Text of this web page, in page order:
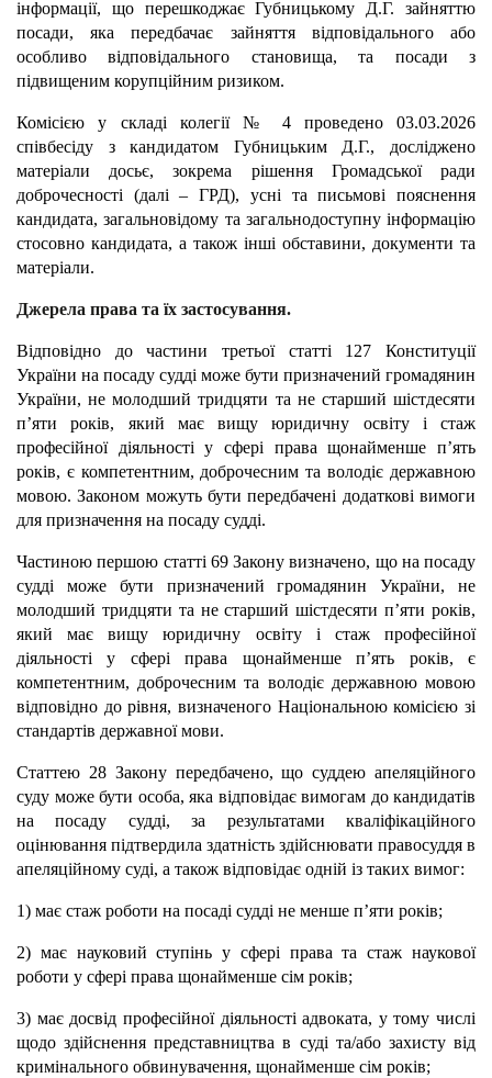
інформації, що перешкоджає Губницькому Д.Г. зайняттю
посади, яка передбачає зайняття відповідального або
особливо відповідального становища, та посади з
підвищеним корупційним ризиком.
Комісією у складі колегії № 4 проведено 03.03.2026
співбесіду з кандидатом Губницьким Д.Г., досліджено
матеріали досьє, зокрема рішення Громадської ради
доброчесності (далі – ГРД), усні та письмові пояснення
кандидата, загальновідому та загальнодоступну інформацію
стосовно кандидата, а також інші обставини, документи та
матеріали.
Джерела права та їх застосування.
Відповідно до частини третьої статті 127 Конституції
України на посаду судді може бути призначений громадянин
України, не молодший тридцяти та не старший шістдесяти
п’яти років, який має вищу юридичну освіту і стаж
професійної діяльності у сфері права щонайменше п’ять
років, є компетентним, доброчесним та володіє державною
мовою. Законом можуть бути передбачені додаткові вимоги
для призначення на посаду судді.
Частиною першою статті 69 Закону визначено, що на посаду
судді може бути призначений громадянин України, не
молодший тридцяти та не старший шістдесяти п’яти років,
який має вищу юридичну освіту і стаж професійної
діяльності у сфері права щонайменше п’ять років, є
компетентним, доброчесним та володіє державною мовою
відповідно до рівня, визначеного Національною комісією зі
стандартів державної мови.
Статтею 28 Закону передбачено, що суддею апеляційного
суду може бути особа, яка відповідає вимогам до кандидатів
на посаду судді, за результатами кваліфікаційного
оцінювання підтвердила здатність здійснювати правосуддя в
апеляційному суді, а також відповідає одній із таких вимог:
1) має стаж роботи на посаді судді не менше п’яти років;
2) має науковий ступінь у сфері права та стаж наукової
роботи у сфері права щонайменше сім років;
3) має досвід професійної діяльності адвоката, у тому числі
щодо здійснення представництва в суді та/або захисту від
кримінального обвинувачення, щонайменше сім років;